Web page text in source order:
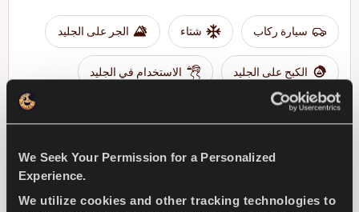
We Seek Your Permission for a Personalized
Experience.
We utilize cookies and other tracking technologies to
سيارة ركاب شتاء الجر على الجليد
الكبح على الجليد الاستخدام في الجليد
ابحث عن وكيل تعرف على المزيد